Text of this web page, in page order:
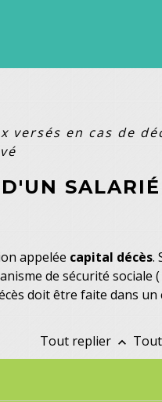
versés en cas de
appelée capital décès.
de sécurité sociale (
doit être faite dans un
Tout replier keyboard_arrow_up